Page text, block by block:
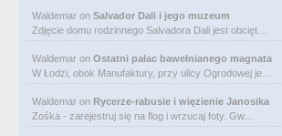
Waldemar on Salvador Dali i jego muzeum
Zdjęcie domu rodzinnego Salvadora Dali jest obcięt…
Waldemar on Ostatni pałac bawełnianego magnata
W Łodzi, obok Manufaktury, przy ulicy Ogrodowej je…
Waldemar on Rycerze-rabusie i więzienie Janosika
Zośka - zarejestruj się na flog i wrzucaj foty. Gw…